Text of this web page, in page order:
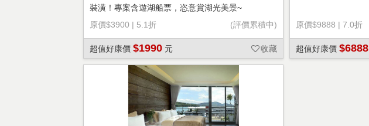
裝潢！專案含遊湖船票，恣意賞湖光美景~
原價$3900 | 5.1折 (評價累積中)
超值好康價 $1990 元 收藏
原價$9888 | 7.0折
超值好康價 $6888